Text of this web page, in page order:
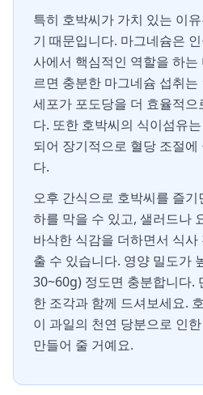
특히 호박씨가 가치 있는 이
기 때문입니다. 마그네슘은
사에서 핵심적인 역할을 하
르면 충분한 마그네슘 섭취
세포가 포도당을 더 효율적
다. 또한 호박씨의 식이섬유
되어 장기적으로 혈당 조절
다.
오후 간식으로 호박씨를 즐
하를 막을 수 있고, 샐러드나
바삭한 식감을 더하면서 식
출 수 있습니다. 영양 밀도가
30~60g) 정도면 충분합니다.
한 조각과 함께 드셔보세요.
이 과일의 천연 당분으로 인
만들어 줄 거예요.